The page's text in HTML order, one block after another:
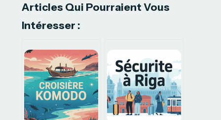
Articles Qui Pourraient Vous
Intéresser :